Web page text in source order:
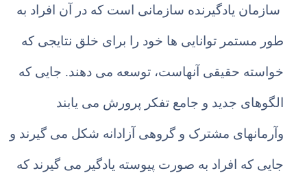
سازمان یادگیرنده سازمانی است که در آن افراد به
طور مستمر توانایی ها خود را برای خلق نتایجی که
خواسته حقیقی آنهاست، توسعه می دهند. جایی که
الگوهای جدید و جامع تفکر پرورش می یابند
وآرمانهای مشترک و گروهی آزادانه شکل می گیرند و
جایی که افراد به صورت پیوسته یادگیر می گیرند که